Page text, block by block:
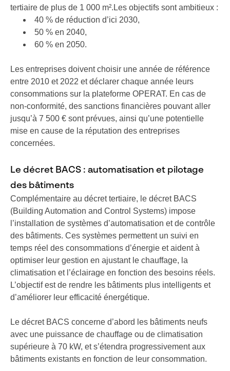
tertiaire de plus de 1 000 m².Les objectifs sont ambitieux :
40 % de réduction d’ici 2030,
50 % en 2040,
60 % en 2050.
Les entreprises doivent choisir une année de référence
entre 2010 et 2022 et déclarer chaque année leurs
consommations sur la plateforme OPERAT. En cas de
non-conformité, des sanctions financières pouvant aller
jusqu’à 7 500 € sont prévues, ainsi qu’une potentielle
mise en cause de la réputation des entreprises
concernées.
Le décret BACS : automatisation et pilotage
des bâtiments
Complémentaire au décret tertiaire, le décret BACS
(Building Automation and Control Systems) impose
l’installation de systèmes d’automatisation et de contrôle
des bâtiments. Ces systèmes permettent un suivi en
temps réel des consommations d’énergie et aident à
optimiser leur gestion en ajustant le chauffage, la
climatisation et l’éclairage en fonction des besoins réels.
L’objectif est de rendre les bâtiments plus intelligents et
d’améliorer leur efficacité énergétique.
Le décret BACS concerne d’abord les bâtiments neufs
avec une puissance de chauffage ou de climatisation
supérieure à 70 kW, et s’étendra progressivement aux
bâtiments existants en fonction de leur consommation.